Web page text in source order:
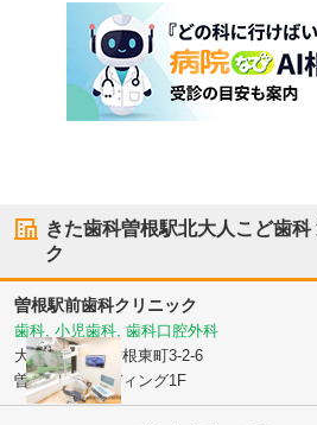
きた歯科曽根駅北大人こど歯科
ク
曽根駅前歯科クリニック
歯科, 小児歯科, 歯科口腔外科
大阪府豊中市 曽根東町3-2-6
曽根駅前ビルディング1F